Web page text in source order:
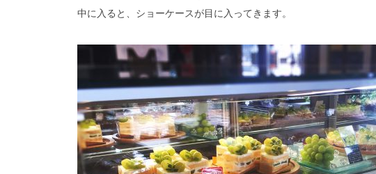
中に入ると、ショーケースが目に入ってきます。